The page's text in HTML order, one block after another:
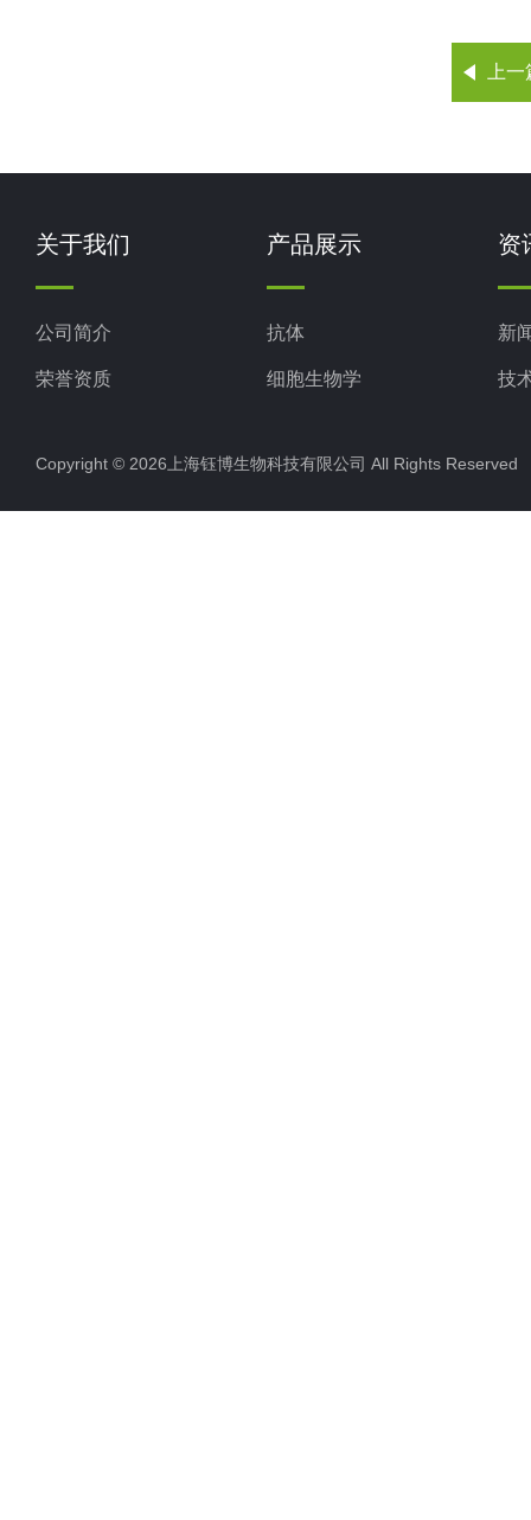
上
关于我们
公司简介
荣誉资质
产品展示
抗体
细胞生物学
资
新
技
Copyright © 2026上海钰博生物科技有限公司 All Rights